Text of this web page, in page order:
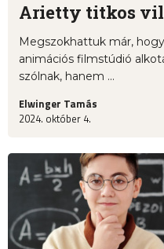
Arietty titkos
Megszokhattuk már,
animációs filmstúdió
szólnak, hanem ...
Elwinger Tamás
2024. október 4.